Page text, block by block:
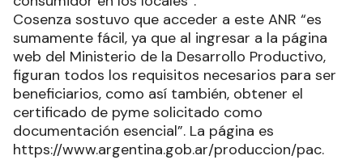
Cosenza sostuvo que acceder a este ANR “es
sumamente fácil, ya que al ingresar a la página
web del Ministerio de la Desarrollo Productivo,
figuran todos los requisitos necesarios para ser
beneficiarios, como así también, obtener el
certificado de pyme solicitado como
documentación esencial”. La página es
https://www.argentina.gob.ar/produccion/pac.